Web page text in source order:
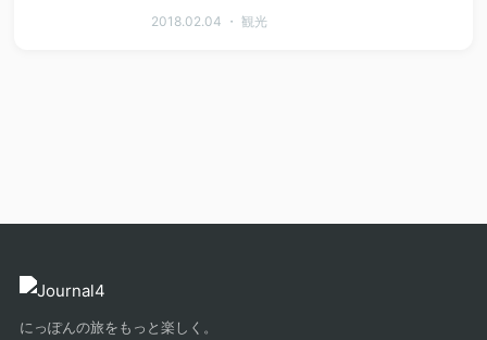
2018.02.04 ・ 観光
にっぽんの旅をもっと楽しく。